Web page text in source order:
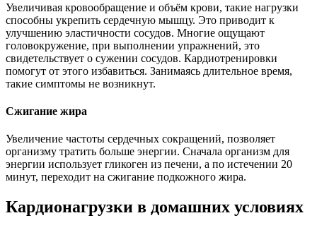
Увеличивая кровообращение и объём крови, такие нагрузки
способны укрепить сердечную мышцу. Это приводит к
улучшению эластичности сосудов. Многие ощущают
головокружение, при выполнении упражнений, это
свидетельствует о сужении сосудов. Кардиотренировки
помогут от этого избавиться. Занимаясь длительное время,
такие симптомы не возникнут.
Сжигание жира
Увеличение частоты сердечных сокращений, позволяет
организму тратить больше энергии. Сначала организм для
энергии использует гликоген из печени, а по истечении 20
минут, переходит на сжигание подкожного жира.
Кардионагрузки в домашних условиях